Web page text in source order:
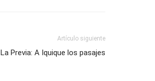
Artículo siguiente
La Previa: A Iquique los pasajes